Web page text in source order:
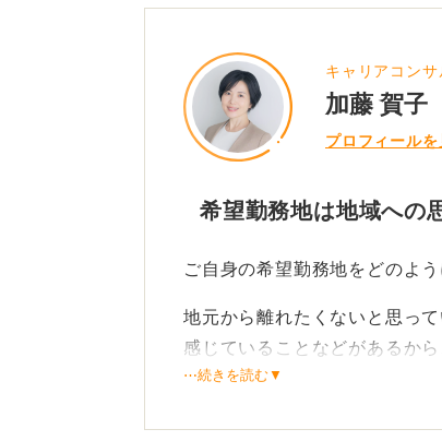
キャリアコン
加藤 賀子
プロフィールを
希望勤務地は地域への
ご自身の希望勤務地をどのよ
地元から離れたくないと思っ
感じていることなどがあるから
い所を希望している」という
⋯続きを読む▼